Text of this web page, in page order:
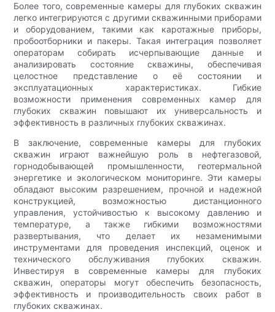
Более того, современные камеры для глубоких скважин
легко интегрируются с другими скважинными приборами
и оборудованием, такими как каротажные приборы,
пробоотборники и пакеры. Такая интеграция позволяет
операторам собирать исчерпывающие данные и
анализировать состояние скважины, обеспечивая
целостное представление о её состоянии и
эксплуатационных характеристиках. Гибкие
возможности применения современных камер для
глубоких скважин повышают их универсальность и
эффективность в различных глубоких скважинах.
В заключение, современные камеры для глубоких
скважин играют важнейшую роль в нефтегазовой,
горнодобывающей промышленности, геотермальной
энергетике и экологическом мониторинге. Эти камеры
обладают высоким разрешением, прочной и надежной
конструкцией, возможностью дистанционного
управления, устойчивостью к высокому давлению и
температуре, а также гибкими возможностями
развертывания, что делает их незаменимыми
инструментами для проведения инспекций, оценок и
технического обслуживания глубоких скважин.
Инвестируя в современные камеры для глубоких
скважин, операторы могут обеспечить безопасность,
эффективность и производительность своих работ в
глубоких скважинах.